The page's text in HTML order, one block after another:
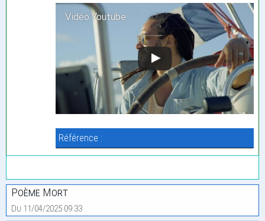
Vidéo Youtube
Référence :
Poème Mort
Du 11/04/2025 09:33